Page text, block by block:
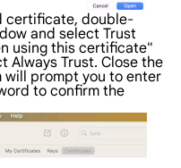
certificate, double-
and select Trust
using this certificate"
Always Trust. Close the
will prompt you to enter
to confirm the